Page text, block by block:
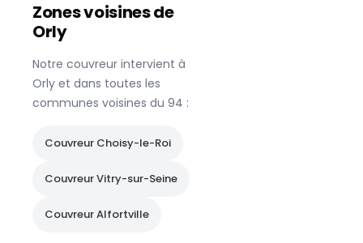
Zones voisines de
Orly
Notre couvreur intervient à
Orly et dans toutes les
communes voisines du 94 :
Couvreur Choisy-le-Roi
CouvreurVitry-sur-Seine
CouvreurAlfortville